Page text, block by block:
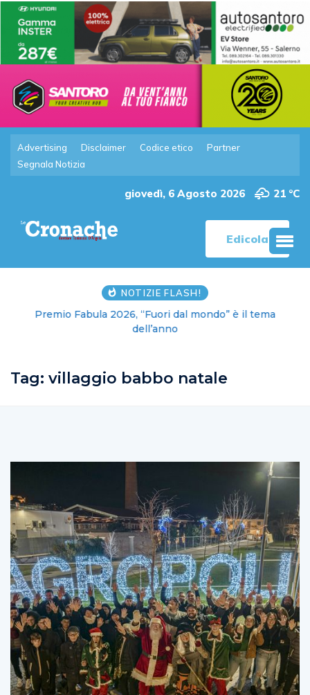
Advertising Disclaimer Codice etico
Partner
Segnala Notizia
giovedì, 6 Agosto 2026 21 °C
Edicola
NOTIZIE FLASH!
Premio Fabula 2026, “Fuori dal mondo” è il tema
dell’anno
Tag: villaggio babbo natale